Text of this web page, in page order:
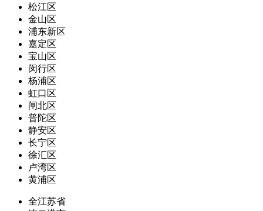
松江区
金山区
浦东新区
嘉定区
宝山区
闵行区
杨浦区
虹口区
闸北区
普陀区
静安区
长宁区
徐汇区
卢湾区
黄浦区
全江苏省